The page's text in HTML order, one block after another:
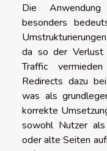
Die
besonders
da so der Verlust
Traffic
Redirects dazu
was als
korrekte
sowohl Nutzer als
oder alte Seiten